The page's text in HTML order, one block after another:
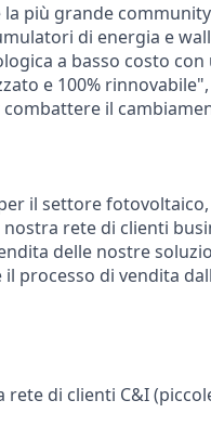
più grande
di energia e
a basso costo
e 100%
il
il settore
rete di clienti
delle nostre
processo di vendita
di clienti C&I